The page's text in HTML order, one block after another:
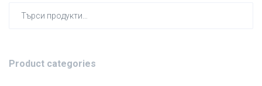
Product categories